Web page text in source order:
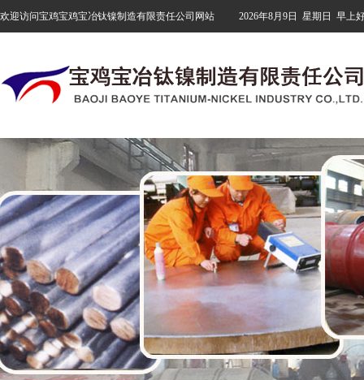
欢迎访问宝鸡宝鸡宝冶钛镍制造有限责任公司网站 2026年8月9日 星期日 早上